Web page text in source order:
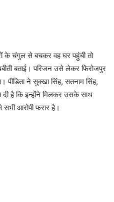
के चंगुल से बचकर वह घर पहुंची तो
बताई। परिजन उसे लेकर फिरोजपुर
पीडिता ने सुक्खा सिंह, सतनाम सिंह,
है कि इन्होंने मिलकर उसके साथ
सभी आरोपी फरार है।